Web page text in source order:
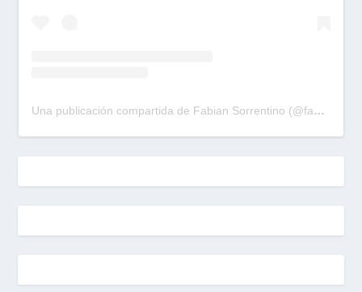
Una publicación compartida de Fabian Sorrentino (@fabiansonria)